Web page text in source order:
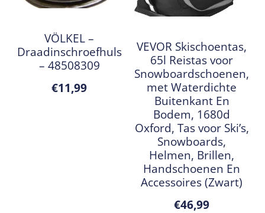
VÖLKEL –
Draadinschroefhuls
– 48508309
€11,99
VEVOR Skischoentas,
65l Reistas voor
Snowboardschoenen,
met Waterdichte
Buitenkant En
Bodem, 1680d
Oxford, Tas voor Ski’s,
Snowboards,
Helmen, Brillen,
Handschoenen En
Accessoires (Zwart)
€46,99